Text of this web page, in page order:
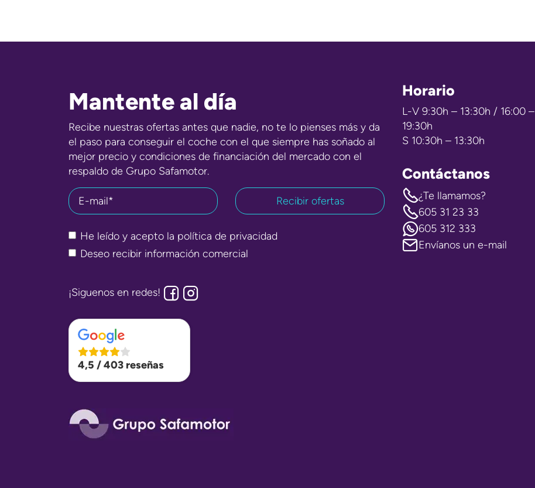
Mantente al día
Recibe nuestras ofertas antes que nadie, no te lo pienses más y da
el paso para conseguir el coche con el que siempre has soñado al
mejor precio y condiciones de financiación del mercado con el
respaldo de Grupo Safamotor.
E-mail*
He leído y acepto la política de privacidad
Deseo recibir información comercial
¡Siguenos en redes!
4,5 / 403 reseñas
Horario
L-V 9:30h – 13:30h / 16:00 –
19:30h
S 10:30h – 13:30h
Contáctanos
¿Te llamamos?
605 31 23 33
605 312 333
Envíanos un e-mail